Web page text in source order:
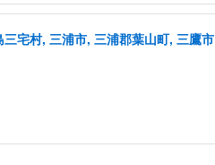
宅村, 三浦市, 三浦郡葉山町, 三鷹市